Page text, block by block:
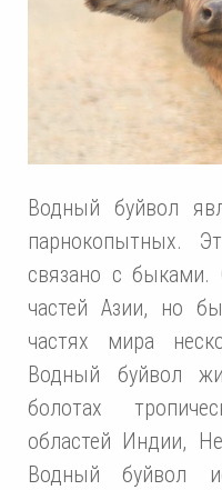
Водный буйвол
парнокопытных.
связано с
частей Азии, но
частях мира
Водный буйвол
болотах
областей Индии,
Водный буйвол